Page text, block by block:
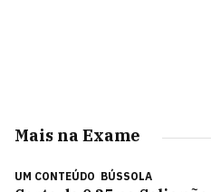
Mais na Exame
UM CONTEÚDO BÚSSOLA